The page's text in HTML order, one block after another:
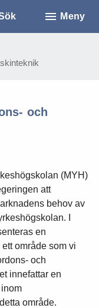
Meny
och
(MYH)
att
behov av
I
en
område som vi
och
innefattar en
område.